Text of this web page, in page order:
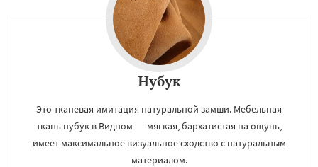
Воскресенск Высоковск
Дзержинск
Дмитров
Домодедово Дрезна
Жуковский Зарайск
Ивантеевка Истра Кашира
Королев
Котельники
Красногорск
Кубинка Куровское Ликино-Дулево
Лобня Лосино-Петровский Луховицы
Лыткарино Люберцы Можайск Мытищи
Ногинск Одинцово
Нубук
Это тканевая имитация натуральной замши. Мебельная
ткань нубук в Видном — мягкая, бархатистая на ощупь,
имеет максимальное визуальное сходство с натуральным
материалом.
Даю согласие на обработку персональных данных